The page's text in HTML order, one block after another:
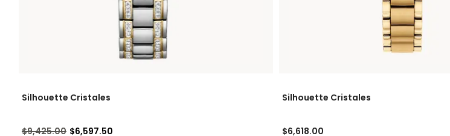
Silhouette Cristales
Precio reducido de
$9,425.00a$6,597.50
Silhouette Cristales
$6,618.00